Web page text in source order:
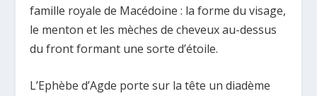
famille royale de Macédoine : la forme du visage,
le menton et les mèches de cheveux au-dessus
du front formant une sorte d’étoile.
L’Ephèbe d’Agde porte sur la tête un diadème